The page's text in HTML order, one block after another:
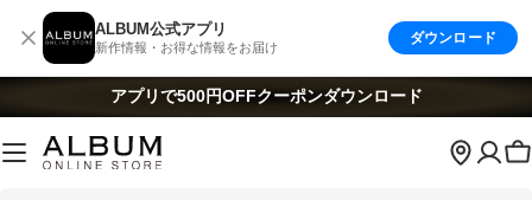
へ
ALBUM公式アプリ
新作情報・お得な情報をお届け
ダウンロード
アプリで500円OFFクーポンダウンロード